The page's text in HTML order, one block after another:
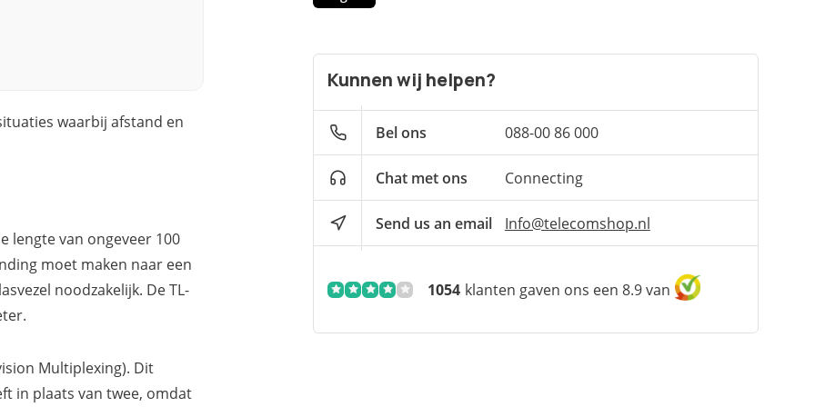
waarbij afstand en
lengte van ongeveer 100
moet maken naar een
noodzakelijk. De TL-
Multiplexing). Dit
in plaats van twee, omdat
Kunnen wij helpen?
Bel ons 088-00 86 000
Chat met ons Connecting
Send us an email Info@telecomshop.nl
1054 klanten gaven ons een 8.9 van